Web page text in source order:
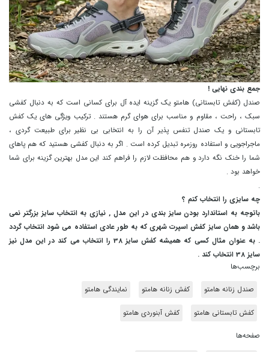
جمع بندی نهایی !
صندل (کفش تابستانی) هامتو یک گزینه ایده آل برای کسانی است که به دنبال کفشی
سبک ، راحت ، مقاوم و مناسب برای هوای گرم هستند . ترکیب ویژگی های یک کفش
تابستانی و یک صندل تنفس پذیر آن را به انتخابی بی نظیر برای طبیعت گردی ،
ماجراجویی و استفاده روزمره تبدیل کرده است . اگر به دنبال کفشی هستید که هم پاهای
شما را خنک نگه دارد و هم محافظت لازم را فراهم کند این مدل بهترین گزینه برای شما
خواهد بود .
.
چه سایزی را انتخاب کنم ؟
باتوجه به استاندارد بودن سایز بندی در این مدل , نیازی به انتخاب سایز بزرگتر نمی
باشد و همان سایز کفش اسپرت شهری که به طور عادی استفاده می شود انتخاب گردد
. به عنوان مثال کسی که همیشه کفش سایز 38 را انتخاب می کند در این مدل نیز
سایز 38 انتخاب کند .
برچسب‌ها
صندل زنانه هامتو کفش زنانه هامتو نمایندگی هامتو
کفش تابستانی هامتو کفش آبنوردی هامتو
صفحه‌ها